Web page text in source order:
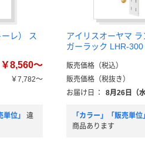
レ） ス
￥8,560～
￥7,782～
位」
違
アイリスオーヤマ
ガーラック LHR-300
販売価格（税込）
販売価格（税抜き）
お届け日
： 8月26日（
「カラー」「販売単位」
商品あります